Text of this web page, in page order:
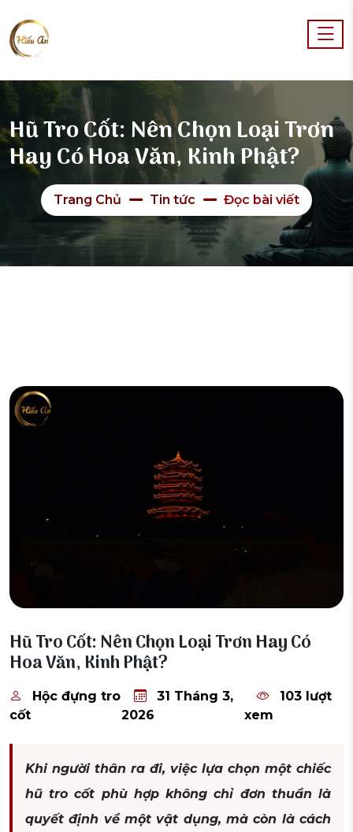
Hũ Tro Cốt: Nên Chọn Loại Trơn
Hay Có Hoa Văn, Kinh Phật?
Trang Chủ Tin tức Đọc bài viết
Hũ Tro Cốt: Nên Chọn Loại Trơn Hay Có
Hoa Văn, Kinh Phật?
Hộc đựng tro
cốt
31 Tháng 3,
2026
103 lượt
xem
Khi người thân ra đi, việc lựa chọn một chiếc
hũ tro cốt phù hợp không chỉ đơn thuần là
quyết định về một vật dụng, mà còn là cách